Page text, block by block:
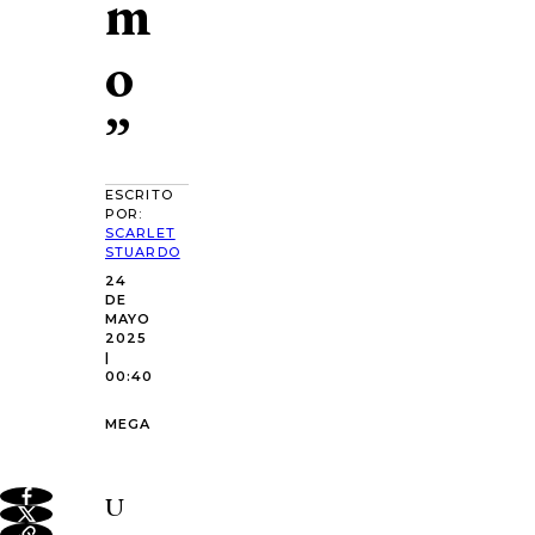
o
”
ESCRITO
POR:
SCARLET
STUARDO
24
DE
MAYO
2025
|
00:40
MEGA
U